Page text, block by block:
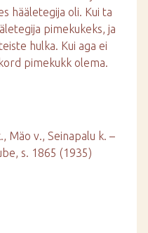
hääletegija oli. Kui ta
pimekukeks, ja
hulka. Kui aga ei
pimekukk olema.
Mäo v., Seinapalu k. –
s. 1865 (1935)